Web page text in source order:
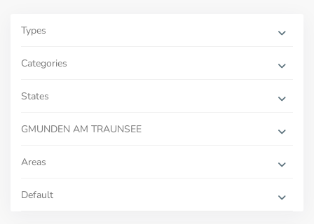
Types
Categories
States
GMUNDEN AM TRAUNSEE
Areas
Default